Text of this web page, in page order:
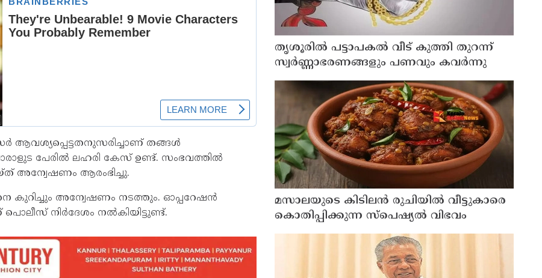
ആവശ്യപ്പെട്ടതനുസരിച്ചാണ് തങ്ങൾ
പേരിൽ ലഹരി കേസ് ഉണ്ട്. സംഭവത്തിൽ
ആരംഭിച്ചു.
കുറിച്ചും അന്വേഷണം നടത്തും. ഓപ്പറേഷൻ
നിർദേശം നൽകിയിട്ടുണ്ട്.
തൃശൂരിൽ പട്ടാപകൽ വീട് കുത്തി തുറന്ന്
സ്വർണ്ണാഭരണങ്ങളും പണവും കവർന്നു
മസാലയുടെ കിടിലൻ രുചിയിൽ വീട്ടുകാരെ
കൊതിപ്പിക്കുന്ന സ്പെഷ്യൽ വിഭവം